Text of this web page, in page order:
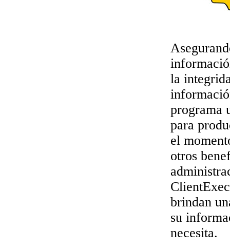
la
programa
para
el
otros
brindan
su
necesita.